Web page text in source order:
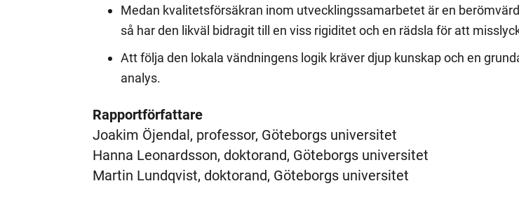
Medan kvalitetsförsäkran inom utvecklingssamarbetet är en
så har den likväl bidragit till en viss rigiditet och en rädsla för att
Att följa den lokala vändningens logik kräver djup kunskap och en
analys.
Rapportförfattare
Joakim Öjendal, professor, Göteborgs universitet
Hanna Leonardsson, doktorand, Göteborgs universitet
Martin Lundqvist, doktorand, Göteborgs universitet